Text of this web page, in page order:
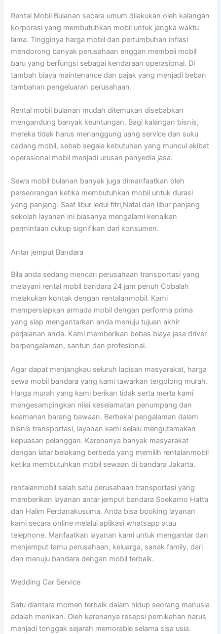
Rental Mobil Bulanan secara umum dilakukan oleh kalangan
korporasi yang membutuhkan mobil untuk jangka waktu
lama. Tingginya harga mobil dan pertumbuhan inflasi
mendorong banyak perusahaan enggan membeli mobil
baru yang berfungsi sebagai kendaraan operasional. Di
tambah biaya maintenance dan pajak yang menjadi beban
tambahan pengeluaran perusahaan.
Rental mobil bulanan mudah ditemukan disebabkan
mengandung banyak keuntungan. Bagi kalangan bisnis,
mereka tidak harus menanggung uang service dan suku
cadang mobil, sebab segala kebutuhan yang muncul akibat
operasional mobil menjadi urusan penyedia jasa.
Sewa mobil bulanan banyak juga dimanfaatkan oleh
perseorangan ketika membutuhkan mobil untuk durasi
yang panjang. Saat libur iedul fitri,Natal dan libur panjang
sekolah layanan ini biasanya mengalami kenaikan
permintaan cukup signifikan dari konsumen.
Antar jemput Bandara
Bila anda sedang mencari perusahaan transportasi yang
melayani rental mobil bandara 24 jam penuh Cobalah
melakukan kontak dengan rentalanmobil. Kami
mempersiapkan armada mobil dengan performa prima
yang siap mengantarkan anda menuju tujuan akhir
perjalanan anda. Kami memberikan bebas biaya jasa driver
berpengalaman, santun dan profesional.
Agar dapat menjangkau seluruh lapisan masyarakat, harga
sewa mobil bandara yang kami tawarkan tergolong murah.
Harga murah yang kami berikan tidak serta merta kami
mengesampingkan nilai keselamatan penumpang dan
keamanan barang bawaan. Berbekal pengalaman dalam
bisnis transportasi, layanan kami selalu mengutamakan
kepuasan pelanggan. Karenanya banyak masyarakat
dengan latar belakang berbeda yang memilih rentalanmobil
ketika membutuhkan mobil sewaan di bandara Jakarta.
rentalanmobil salah satu perusahaan transportasi yang
memberikan layanan antar jemput bandara Soekarno Hatta
dan Halim Perdanakusuma. Anda bisa booking layanan
kami secara online melalui aplikasi whatsapp atau
telephone. Manfaatkan layanan kami untuk mengantar dan
menjemput tamu perusahaan, keluarga, sanak family, dari
dan menuju bandara dengan mobil terbaik.
Wedding Car Service
Satu diantara momen terbaik dalam hidup seorang manusia
adalah menikah. Oleh karenanya resepsi pernikahan harus
menjadi tonggak sejarah memorable selama sisa usia.